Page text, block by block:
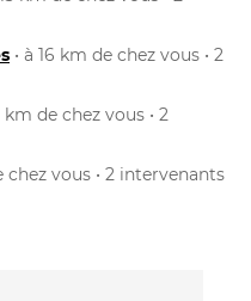
• à 16 km de chez vous • 2
km de chez vous • 2
chez vous • 2 intervenants